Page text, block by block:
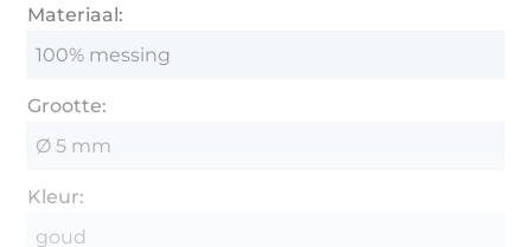
Materiaal:
100% messing
Grootte:
Ø 5 mm
Kleur:
goud